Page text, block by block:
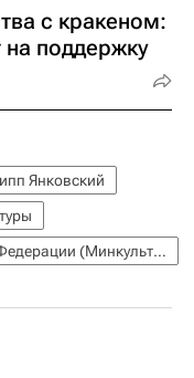
с кракеном:
поддержку
Янковский
Министерство культуры Российской Федерации (Минкультуры России)